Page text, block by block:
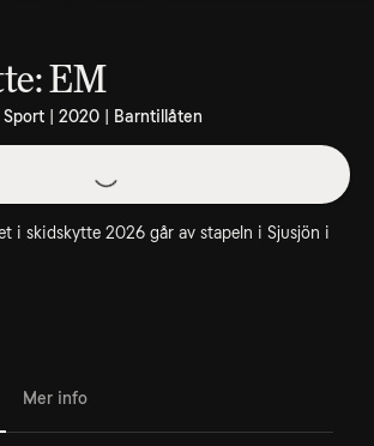
EM
| 2020 | Barntillåten
i skidskytte 2026 går av stapeln i Sjusjön i
Mer info